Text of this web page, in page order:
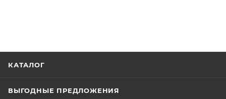
КАТАЛОГ
ВЫГОДНЫЕ ПРЕДЛОЖЕНИЯ